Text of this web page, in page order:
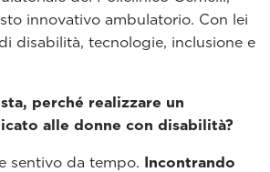
innovativo ambulatorio. Con lei
disabilità, tecnologie, inclusione e
perché realizzare un
alle donne con disabilità?
sentivo da tempo. Incontrando